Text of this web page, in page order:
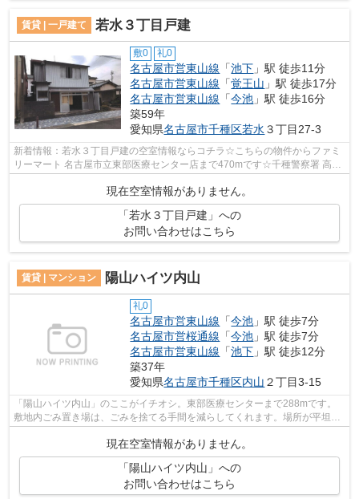
賃貸 | 一戸建て 若水３丁目戸建
敷0 礼0
名古屋市営東山線 「池下 」駅 徒歩11分
名古屋市営東山線 「覚王山 」駅 徒歩17分
名古屋市営東山線 「今池 」駅 徒歩16分
築59年
愛知県名古屋市千種区若水３丁目27-3
新着情報：若水３丁目戸建の空室情報ならコチラ☆こちらの物件からファミ
リーマート 名古屋市立東部医療センター店まで470mです☆千種警察署 高見
現在空室情報がありません。
「若水３丁目戸建」への
お問い合わせはこちら
賃貸 | マンション 陽山ハイツ内山
礼0
名古屋市営東山線 「今池 」駅 徒歩7分
名古屋市営桜通線 「今池 」駅 徒歩7分
名古屋市営東山線 「池下 」駅 徒歩12分
築37年
愛知県名古屋市千種区内山 ２丁目3-15
「陽山ハイツ内山」のここがイチオシ。東部医療センターまで288mです。
敷地内ごみ置き場は、ごみを捨てる手間を減らしてくれます。場所が平坦な
のは、ランニングをする上で抑えたいポ...
現在空室情報がありません。
「陽山ハイツ内山」への
お問い合わせはこちら